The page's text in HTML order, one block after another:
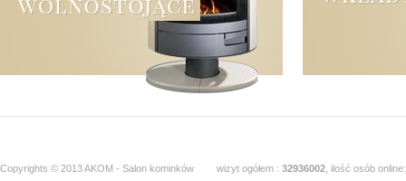
Copyrights © 2013 AKOM - Salon kominków wizyt ogółem : 32936002 , ilość osób